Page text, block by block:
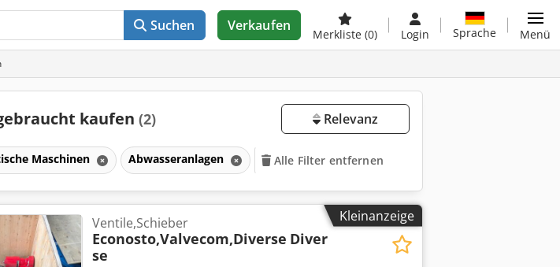
Suchen Verkaufen
Merkliste (0) Login Sprache Menü
kaufen (2) Relevanz
Maschinen Abwasseranlagen Alle Filter entfernen
Kleinanzeige
Ventile,Schieber
Econosto,Valvecom,Diverse Diver
se